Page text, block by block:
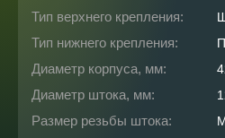
Тип верхнего крепления:
Тип нижнего крепления:
Диаметр корпуса, мм:
Диаметр штока, мм:
Размер резьбы штока: